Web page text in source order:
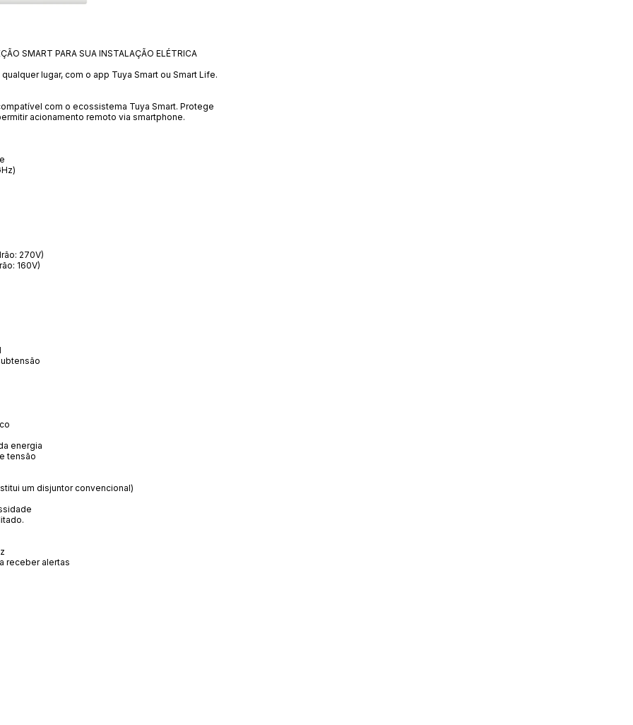
SMART PARA SUA INSTALAÇÃO ELÉTRICA
lugar, com o app Tuya Smart ou Smart Life.
com o ecossistema Tuya Smart. Protege
acionamento remoto via smartphone.
270V)
160V)
energia
tensão
um disjuntor convencional)
receber alertas